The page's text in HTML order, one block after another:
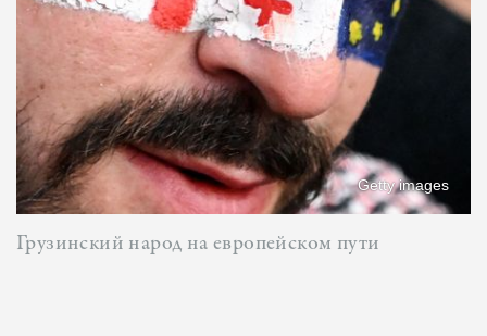
Getty images
Грузинский народ на европейском пути